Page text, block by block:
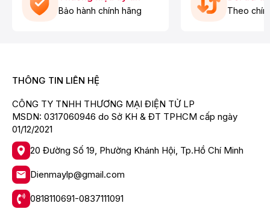
Bảo hành chính hãng Theo
THÔNG TIN LIÊN HỆ
CÔNG TY TNHH THƯƠNG MẠI ĐIỆN TỬ LP
MSDN: 0317060946 do Sở KH & ĐT TPHCM cấp ngày
01/12/2021
20 Đường Số 19, Phường Khánh Hội, Tp.Hồ Chí Minh
Dienmaylp@gmail.com
0818110691-0837111091